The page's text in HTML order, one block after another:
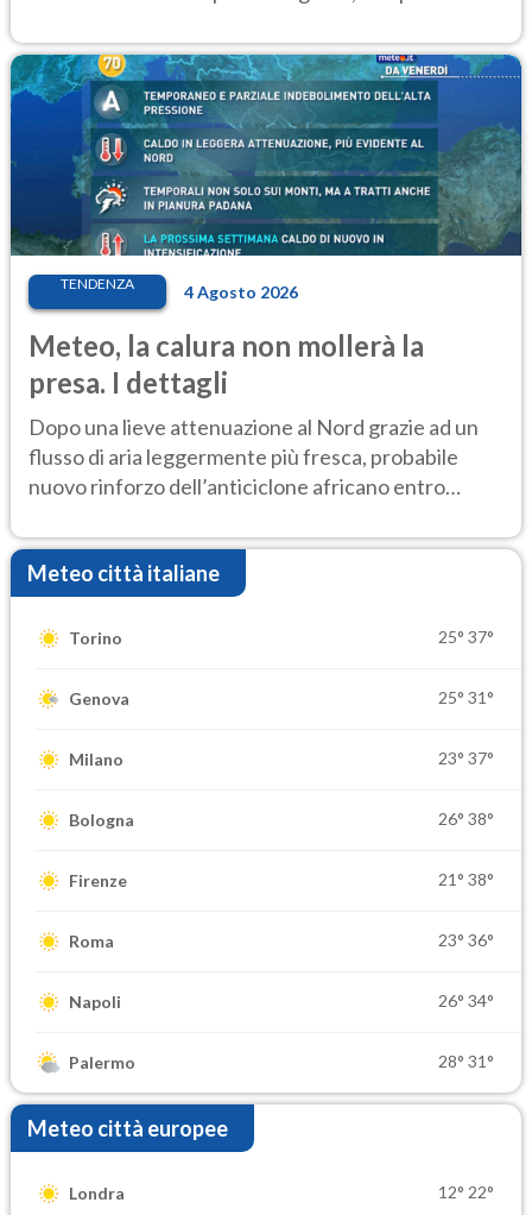
TENDENZA 4 Agosto 2026
Meteo, la calura non mollerà la
presa. I dettagli
Dopo una lieve attenuazione al Nord grazie ad un
flusso di aria leggermente più fresca, probabile
nuovo rinforzo dell’anticiclone africano entro
Meteo città italiane
Torino 25° 37°
Genova 25° 31°
Milano 23° 37°
Bologna 26° 38°
Firenze 21° 38°
Roma 23° 36°
Napoli 26° 34°
Palermo 28° 31°
Meteo città europee
Londra 12° 22°